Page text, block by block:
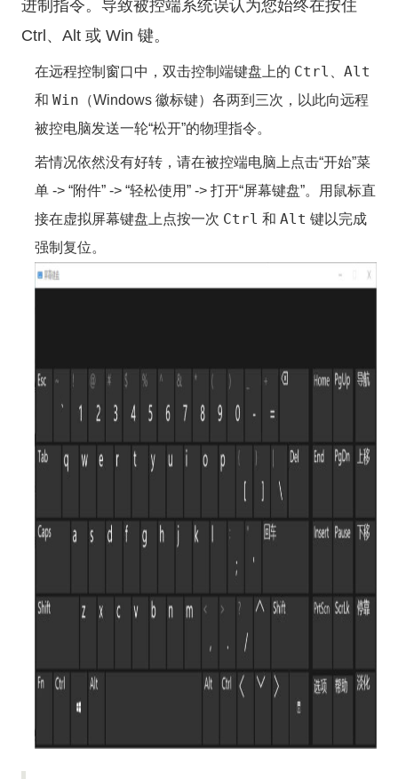
进制指令。导致被控端系统误认为您始终在按住
Ctrl、Alt 或 Win 键。
在远程控制窗口中，双击控制端键盘上的 Ctrl Alt
和 Win （Windows 徽标键）各两到三次，以此向远程
被控电脑发送一轮“松开”的物理指令。
若情况依然没有好转，请在被控端电脑上点击“开始”菜
单 -> “附件” -> “轻松使用” -> 打开“屏幕键盘”。用鼠标直
接在虚拟屏幕键盘上点按一次 Ctrl 和 Alt 键以完成
强制复位。